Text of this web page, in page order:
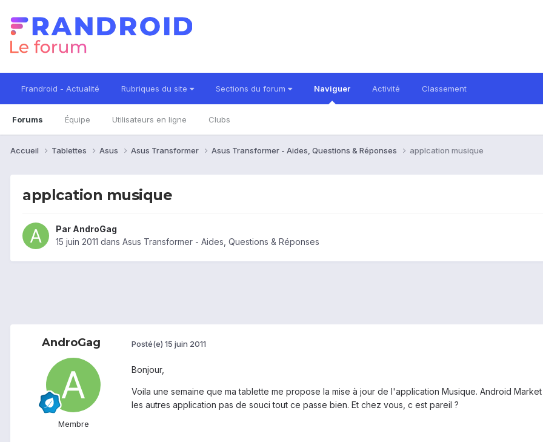
Frandroid - Actualité Rubriques du site Sections du forum Naviguer
Forums Équipe Utilisateurs en ligne Clubs
Activité Classement
Accueil Tablettes Asus Asus Transformer Asus Transformer - Aides, Questions & Réponses applcation musique
applcation musique
Par AndroGag
15 juin 2011 dans Asus Transformer - Aides, Questions & Réponses
AndroGag
Membre
Posté(e) 15 juin 2011
Bonjour,
Voila une semaine que ma tablette me propose la mise à jour de l'application Musique. Android
les autres application pas de souci tout ce passe bien. Et chez vous, c est pareil ?